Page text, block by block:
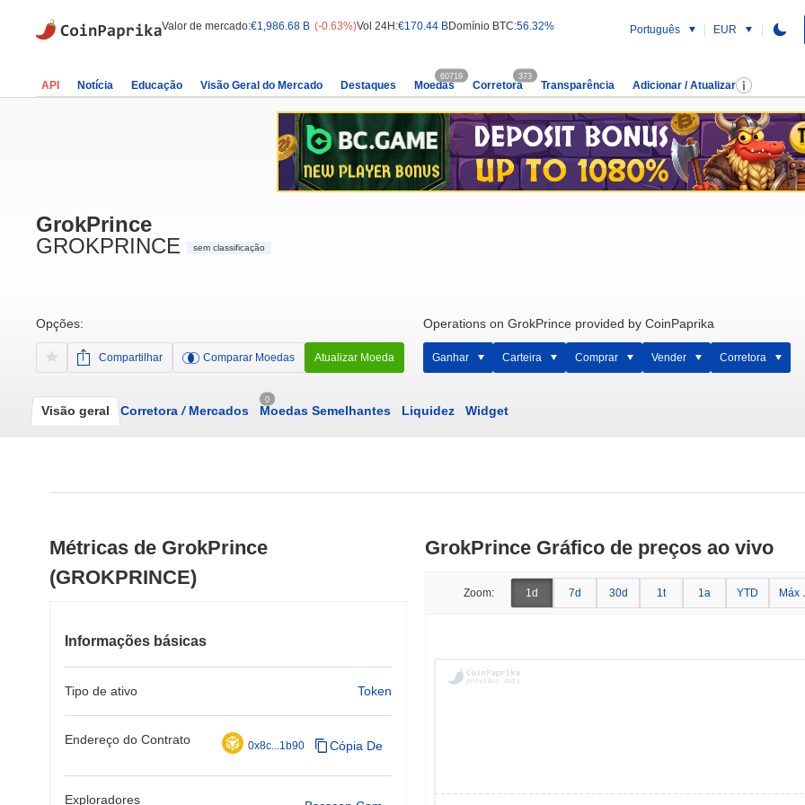
Valor de mercado:€1,986.68 B (-0.63%)Vol 24H:€170.44 BDomínio BTC:56.32% Português EUR
API Notícia Educação Visão Geral do Mercado Destaques Moedas
60719
Corretora
373
Transparência Adicionar / Atualizar
GrokPrince
GROKPRINCE
sem classificação
Opções:
Compartilhar Comparar Moedas Atualizar Moeda
Operations on GrokPrince provided by CoinPaprika
Ganhar Carteira Comprar Vender Corretora
Visão geral Corretora /Mercados
0
Moedas Semelhantes Liquidez Widget
Métricas de GrokPrince
(GROKPRINCE)
Informações básicas
Tipo de ativo Token
Endereço do Contrato 0x8c...1b90 Cópia De
Exploradores
GrokPrince Gráfico de preços ao vivo
Zoom: 1d 7d 30d 1t 1a YTD Máx .